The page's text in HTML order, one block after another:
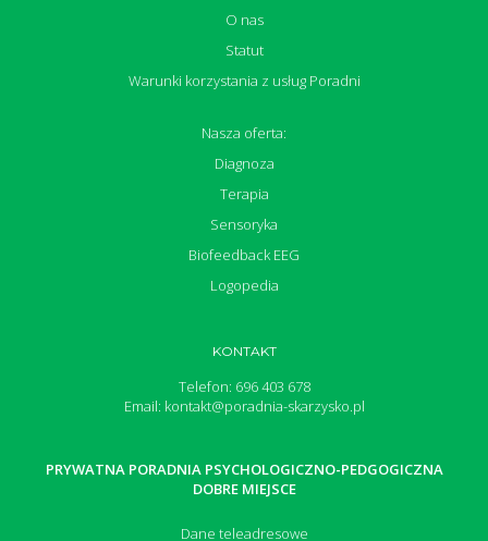
O nas
Statut
Warunki korzystania z usług Poradni
Nasza oferta:
Diagnoza
Terapia
Sensoryka
Biofeedback EEG
Logopedia
KONTAKT
Telefon: 696 403 678
Email: kontakt@poradnia-skarzysko.pl
PRYWATNA PORADNIA PSYCHOLOGICZNO-PEDGOGICZNA
DOBRE MIEJSCE
Dane teleadresowe